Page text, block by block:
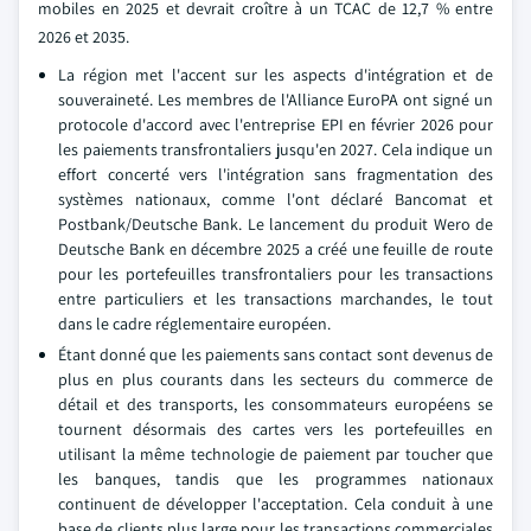
mobiles en 2025 et devrait croître à un TCAC de 12,7 % entre
2026 et 2035.
La région met l'accent sur les aspects d'intégration et de
souveraineté. Les membres de l'Alliance EuroPA ont signé un
protocole d'accord avec l'entreprise EPI en février 2026 pour
les paiements transfrontaliers jusqu'en 2027. Cela indique un
effort concerté vers l'intégration sans fragmentation des
systèmes nationaux, comme l'ont déclaré Bancomat et
Postbank/Deutsche Bank. Le lancement du produit Wero de
Deutsche Bank en décembre 2025 a créé une feuille de route
pour les portefeuilles transfrontaliers pour les transactions
entre particuliers et les transactions marchandes, le tout
dans le cadre réglementaire européen.
Étant donné que les paiements sans contact sont devenus de
plus en plus courants dans les secteurs du commerce de
détail et des transports, les consommateurs européens se
tournent désormais des cartes vers les portefeuilles en
utilisant la même technologie de paiement par toucher que
les banques, tandis que les programmes nationaux
continuent de développer l'acceptation. Cela conduit à une